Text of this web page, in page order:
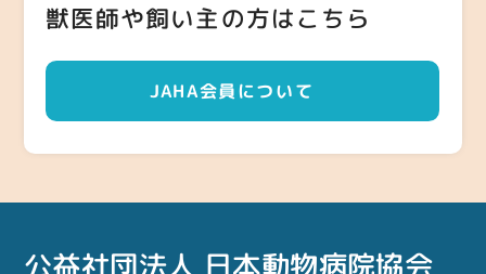
獣医師や飼い主の方はこちら
JAHA会員について
公益社団法人 日本動物病院協会